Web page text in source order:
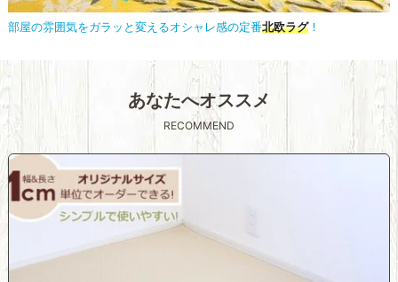
部屋の雰囲気をガラッと変えるオシャレ感の定番北欧ラグ！
あなたへオススメ
RECOMMEND